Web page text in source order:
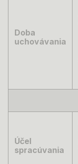
Doba
uchovávania
Účel
spracúvania